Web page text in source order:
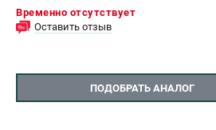
Временно отсутствует
Оставить отзыв
ПОДОБРАТЬ АНАЛОГ